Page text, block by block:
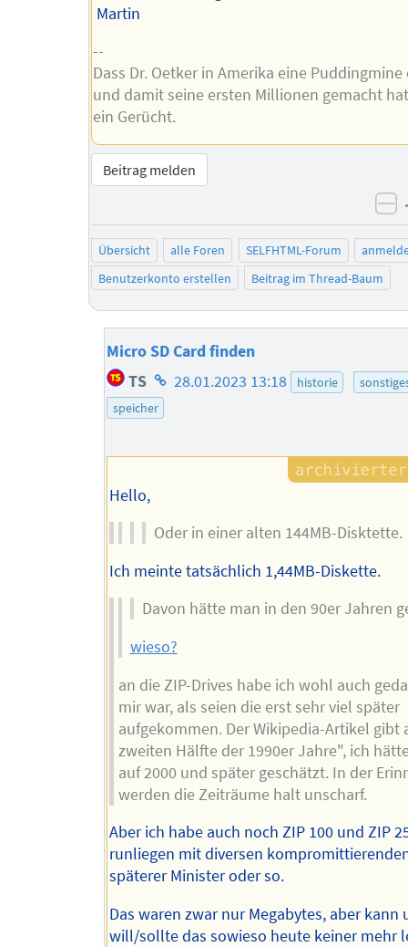
Martin
--
Dass Dr. Oetker in Amerika eine
und damit seine ersten Millionen gemacht
ein Gerücht.
Beitrag melden
Übersicht alle Foren SELFHTML-Forum
Benutzerkonto erstellen
Beitrag im Thread-Baum
Micro SD Card finden
TS Homepage
des
28.01.2023 13:18 historie
speicher
Hello,
Oder in einer alten 144MB-Disktette.
Ich meinte tatsächlich 1,44MB-Diskette.
Davon hätte man in den 90er Jahren
wieso?
an die ZIP-Drives habe ich wohl auch
mir war, als seien die erst sehr viel später
aufgekommen. Der Wikipedia-Artikel gibt
zweiten Hälfte der 1990er Jahre", ich
auf 2000 und später geschätzt. In der
werden die Zeiträume halt unscharf.
Aber ich habe auch noch ZIP 100 und ZIP
runliegen mit diversen
späterer Minister oder so.
Das waren zwar nur Megabytes, aber kann
will/sollte das sowieso heute keiner mehr